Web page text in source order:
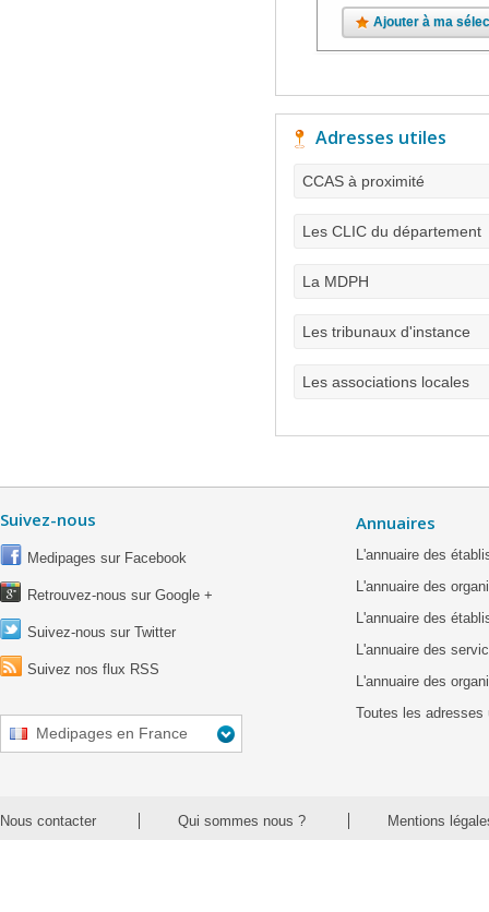
Ajouter à ma
Adresses utiles
CCAS à proximité
Les CLIC du département
La MDPH
Les tribunaux d'instance
Les associations locales
Suivez-nous
Medipages sur Facebook
Retrouvez-nous sur Google +
Suivez-nous sur Twitter
Suivez nos flux RSS
Medipages en France
Annuaires
L'annuaire des
L'annuaire des
L'annuaire des
L'annuaire des
L'annuaire des
Toutes les adresses
Nous contacter Qui sommes nous ? Mentions